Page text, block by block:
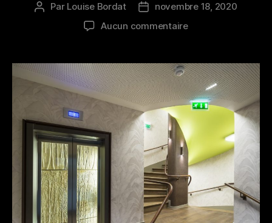
Auteur
Par Louise Bordat
Datenovembre 18, 2020
Aucun commentairesur